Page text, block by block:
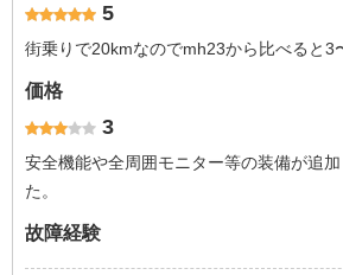
5
街乗りで20kmなのでmh23から比べると3
価格
3
安全機能や全周囲モニター等の装備が追
た。
故障経験